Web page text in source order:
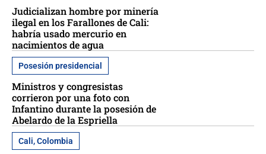
Judicializan hombre por minería
ilegal en los Farallones de Cali:
habría usado mercurio en
nacimientos de agua
Posesión presidencial
Ministros y congresistas
corrieron por una foto con
Infantino durante la posesión de
Abelardo de la Espriella
Cali, Colombia